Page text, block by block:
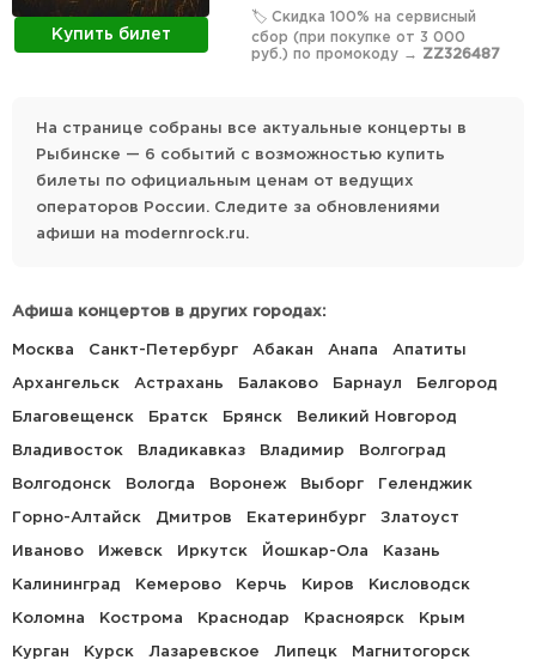
Купить билет
🏷️ Скидка 100% на сервисный
сбор (при покупке от 3 000
руб.) по промокоду → ZZ326487
На странице собраны все актуальные концерты в
Рыбинске — 6 событий с возможностью купить
билеты по официальным ценам от ведущих
операторов России. Следите за обновлениями
афиши на modernrock.ru.
Афиша концертов в других городах:
Москва Санкт-Петербург Абакан Анапа Апатиты
Архангельск Астрахань Балаково Барнаул Белгород
Благовещенск Братск Брянск Великий Новгород
Владивосток Владикавказ Владимир Волгоград
Волгодонск Вологда Воронеж Выборг Геленджик
Горно-Алтайск Дмитров Екатеринбург Златоуст
Иваново Ижевск Иркутск Йошкар-Ола Казань
Калининград Кемерово Керчь Киров Кисловодск
Коломна Кострома Краснодар Красноярск Крым
Курган Курск Лазаревское Липецк Магнитогорск